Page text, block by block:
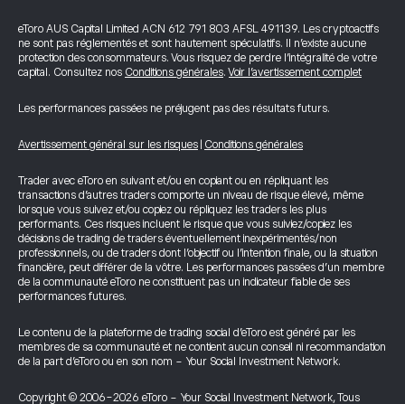
eToro AUS Capital Limited ACN 612 791 803 AFSL 491139. Les cryptoactifs
ne sont pas réglementés et sont hautement spéculatifs. Il n’existe aucune
protection des consommateurs. Vous risquez de perdre l’intégralité de votre
capital. Consultez nos Conditions générales.Voir l’avertissement complet
Les performances passées ne préjugent pas des résultats futurs.
Avertissement général sur les risques Conditions générales
Trader avec eToro en suivant et/ou en copiant ou en répliquant les
transactions d’autres traders comporte un niveau de risque élevé, même
lorsque vous suivez et/ou copiez ou répliquez les traders les plus
performants. Ces risques incluent le risque que vous suiviez/copiez les
décisions de trading de traders éventuellement inexpérimentés/non
professionnels, ou de traders dont l’objectif ou l’intention finale, ou la situation
financière, peut différer de la vôtre. Les performances passées d’un membre
de la communauté eToro ne constituent pas un indicateur fiable de ses
performances futures.
Le contenu de la plateforme de trading social d’eToro est généré par les
membres de sa communauté et ne contient aucun conseil ni recommandation
de la part d’eToro ou en son nom - Your Social Investment Network.
Copyright © 2006-2026 eToro - Your Social Investment Network, Tous